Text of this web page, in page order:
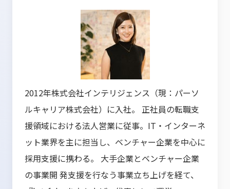
2012年株式会社インテリジェンス（現：パーソ
ルキャリア株式会社）に入社。 正社員の転職支
援領域における法人営業に従事。IT・インターネ
ット業界を主に担当し、ベンチャー企業を中心に
採用支援に携わる。 大手企業とベンチャー企業
の事業開 発支援を行なう事業立ち上げを経て、